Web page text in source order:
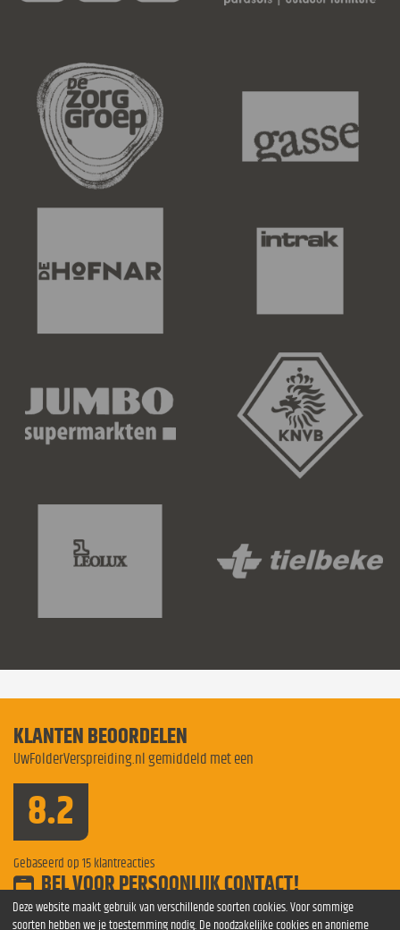
KLANTEN BEOORDELEN
UwFolderVerspreiding.nl gemiddeld met een
8.2
Gebaseerd op 15 klantreacties
BEL VOOR PERSOONLIJK CONTACT!
Bel voor meer informatie0854 841275
Deze website maakt gebruik van verschillende soorten cookies. Voor sommige
soorten hebben we je toestemming nodig. De noodzakelijke cookies en anonieme